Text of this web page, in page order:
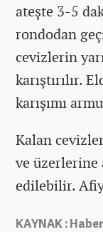
ateşte 3-5
rondodan
cevizlerin
karıştırılır.
karışımı
Kalan
ve üzerlerine
edilebilir.
KAYNAK :